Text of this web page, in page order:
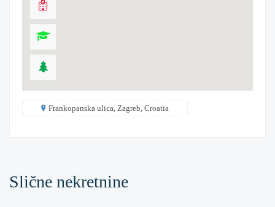
Frankopanska ulica, Zagreb, Croatia
Slične nekretnine